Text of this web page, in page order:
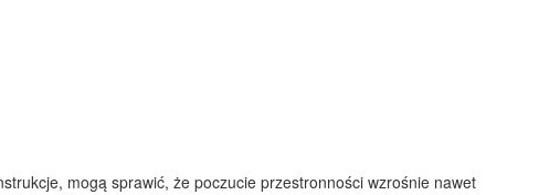
mogą sprawić, że poczucie przestronności wzrośnie nawet